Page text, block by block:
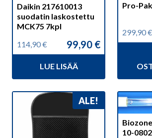
Daikin 217610013
suodatin laskostettu
MCK75 7kpl
114,90€
Alkuperäinen
114,90 €.
99,90 €
Nykyinen
99,90 €.
LUE LISÄÄ
Pro-
299,90€
ALE!
10-